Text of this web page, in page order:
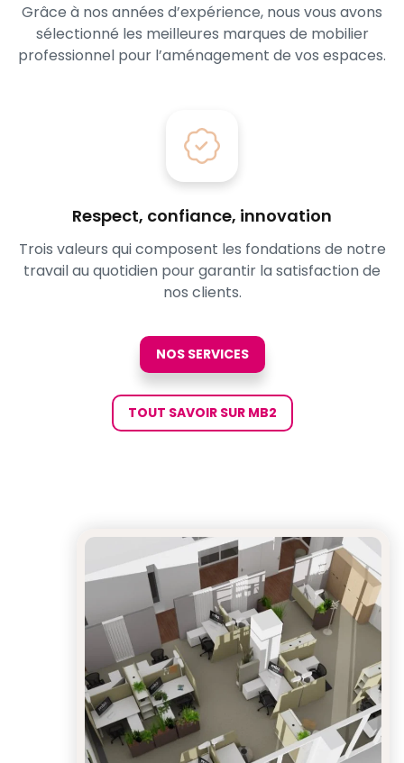
Grâce à nos années d’expérience, nous vous avons
sélectionné les meilleures marques de mobilier
professionnel pour l’aménagement de vos espaces.
Respect, confiance, innovation
Trois valeurs qui composent les fondations de notre
travail au quotidien pour garantir la satisfaction de
nos clients.
NOS SERVICES
TOUT SAVOIR SUR MB2